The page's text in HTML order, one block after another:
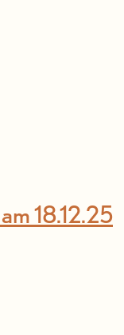
18.12.25